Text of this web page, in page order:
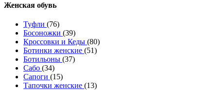
Женcкая обувь
Туфли (76)
Босоножки (39)
Кроссовки и Кеды (80)
Ботинки женские (51)
Ботильоны (37)
Сабо (34)
Сапоги (15)
Тапочки женские (13)